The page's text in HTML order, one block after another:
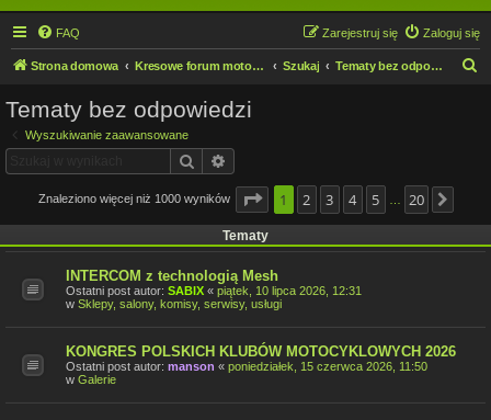
FAQ Zaloguj się
Zarejestruj się
Strona domowa Kresowe forum motocyklowe Szukaj Tematy bez odpowiedzi
Tematy bez odpowiedzi
Wyszukiwanie zaawansowane
Szukaj
Znaleziono więcej niż 1000 wyników Strona1 z20
1 2 3 4 5 20
Tematy
INTERCOM z technologią Mesh
Ostatni post autor: SABIX « piątek, 10 lipca 2026, 12:31
w Sklepy, salony, komisy, serwisy, usługi
KONGRES POLSKICH KLUBÓW MOTOCYKLOWYCH 2026
Ostatni post autor: manson « poniedziałek, 15 czerwca 2026, 11:50
w Galerie